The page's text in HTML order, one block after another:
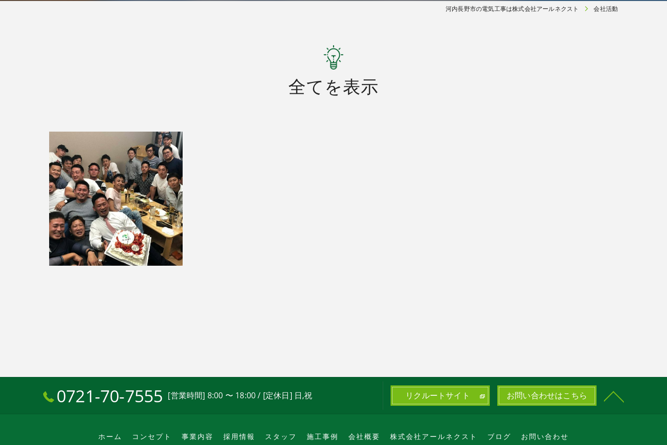
河内長野市の電気工事は株式会社アールネクスト 会社活動
全てを表示
0721-70-7555 [営業時間] 8:00 〜 18:00 / [定休日] 日,祝 リクルートサイト お問い合わせはこちら
ホーム コンセプト 事業内容 採用情報 スタッフ 施工事例 会社概要 株式会社アールネクスト ブログ お問い合わせ